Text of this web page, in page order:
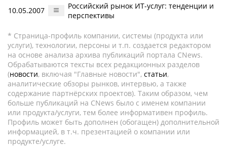
10.05.2007
Российский рынок ИТ-услуг: тенденции и
перспективы
* Страница-профиль компании, системы (продукта или
услуги), технологии, персоны и т.п. создается редактором
на основе анализа архива публикаций портала CNews.
Обрабатываются тексты всех редакционных разделов
(новости, включая "Главные новости", статьи,
аналитические обзоры рынков, интервью, а также
содержание партнёрских проектов). Таким образом, чем
больше публикаций на CNews было с именем компании
или продукта/услуги, тем более информативен профиль.
Профиль может быть дополнен (обогащен) дополнительной
информацией, в т.ч. презентацией о компании или
продукте/услуге.